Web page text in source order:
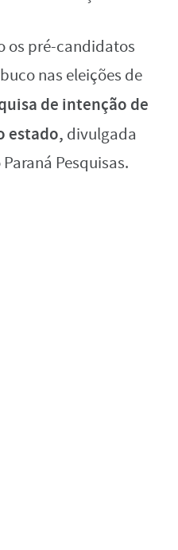
os pré-candidatos
nas eleições de
de intenção de
estado, divulgada
Pesquisas.